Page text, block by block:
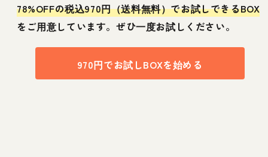
78%OFFの税込970円（送料無料）でお試しできるBOX
をご用意しています。ぜひ一度お試しください。
970円でお試しBOXを始める